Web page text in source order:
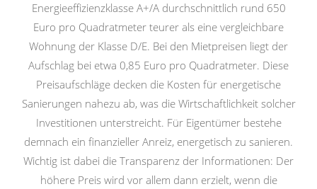
Energieeffizienzklasse A+/A durchschnittlich rund 650
Euro pro Quadratmeter teurer als eine vergleichbare
Wohnung der Klasse D/E. Bei den Mietpreisen liegt der
Aufschlag bei etwa 0,85 Euro pro Quadratmeter. Diese
Preisaufschläge decken die Kosten für energetische
Sanierungen nahezu ab, was die Wirtschaftlichkeit solcher
Investitionen unterstreicht. Für Eigentümer bestehe
demnach ein finanzieller Anreiz, energetisch zu sanieren.
Wichtig ist dabei die Transparenz der Informationen: Der
höhere Preis wird vor allem dann erzielt, wenn die